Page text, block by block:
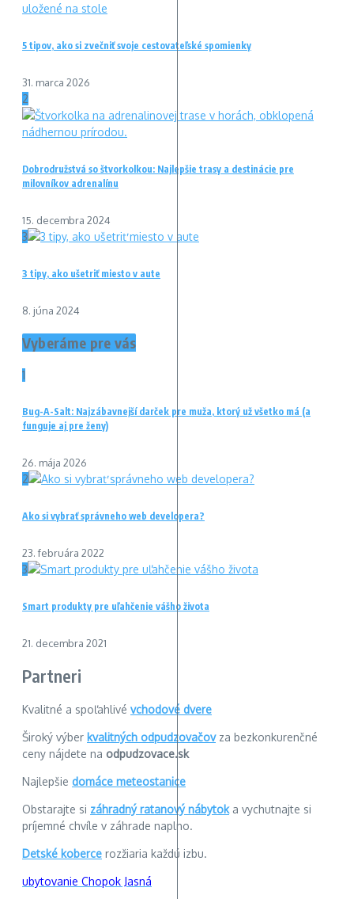
5 tipov, ako si zvečniť svoje cestovateľské spomienky
31. marca 2026
2
Dobrodružstvá so štvorkolkou: Najlepšie trasy a destinácie pre
milovníkov adrenalínu
15. decembra 2024
3
3 tipy, ako ušetriť miesto v aute
8. júna 2024
Vyberáme pre vás
1
Bug-A-Salt: Najzábavnejší darček pre muža, ktorý už všetko má (a
funguje aj pre ženy)
26. mája 2026
2
Ako si vybrať správneho web developera?
23. februára 2022
3
Smart produkty pre uľahčenie vášho života
21. decembra 2021
Partneri
Kvalitné a spoľahlivé vchodové dvere
Široký výber kvalitných odpudzovačovza bezkonkurenčné
ceny nájdete na odpudzovace.sk
Najlepšie domáce meteostanice
Obstarajte si záhradný ratanový nábytoka vychutnajte si
príjemné chvíle v záhrade naplno.
Detské koberce rozžiaria každú izbu.
ubytovanie Chopok Jasná